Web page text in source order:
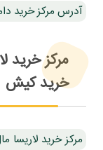
آدرس مرکز خرید
مرکز خرید
خرید کیش
مرکز خرید لاریسا